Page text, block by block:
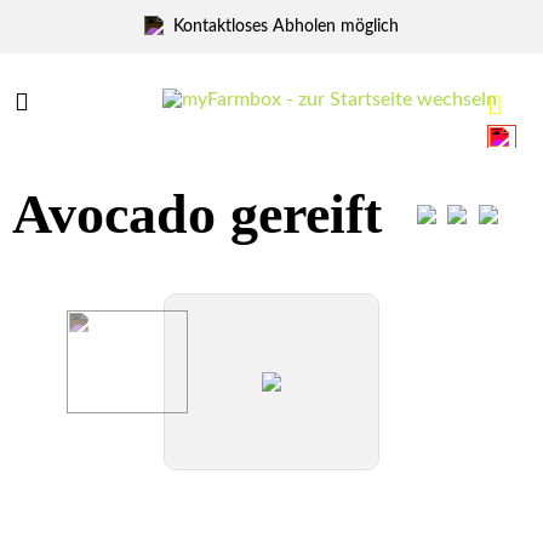
Kontaktloses Abholen möglich
Menü
Avocado gereift